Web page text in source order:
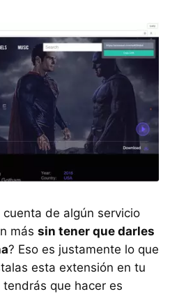
de algún servicio
más sin tener que darles
? Eso es justamente lo que
esta extensión en tu
que hacer es